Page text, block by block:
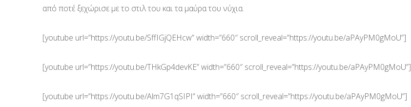
από ποτέ ξεχώρισε με το στιλ του και τα μαύρα του νύχια.
[youtube url=”https://youtu.be/SffIGjQEHcw” width=”660″ scroll_reveal=”https://youtu.be/aPAyPM0gMoU”]
[youtube url=”https://youtu.be/THkGp4devKE” width=”660″ scroll_reveal=”https://youtu.be/aPAyPM0gMoU”]
[youtube url=”https://youtu.be/Alm7G1qSIPI” width=”660″ scroll_reveal=”https://youtu.be/aPAyPM0gMoU”]